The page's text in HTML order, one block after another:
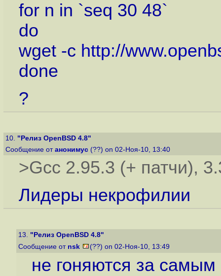
for n in `seq 30 48`
do
wget -c http://
done
?
10. "Релиз OpenBSD 4.8"
Сообщение от анонимус (??) on 02-Ноя-10, 13:40
>Gcc 2.95.3 (+ патчи),
Лидеры некрофилии
13. "Релиз OpenBSD 4.8"
Сообщение от nsk (??) on 02-Ноя-10, 13:49
не гоняются за